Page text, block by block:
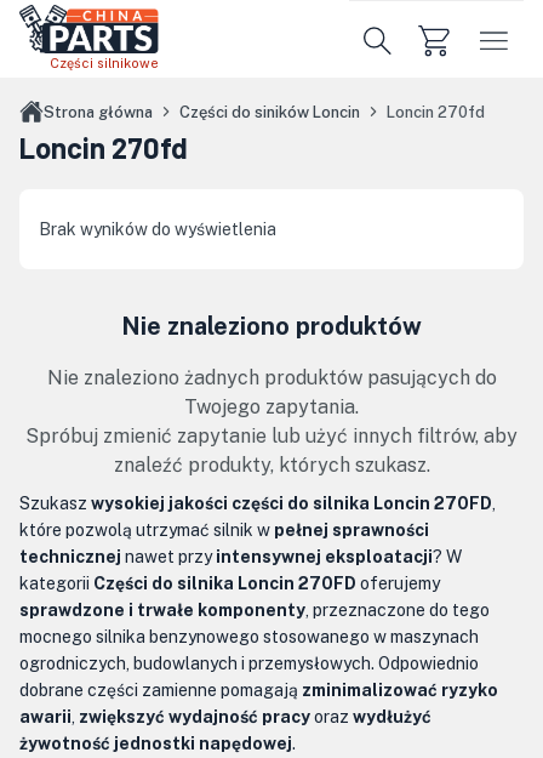
Przejdź do treści głównej
Części silnikowe
Strona główna Części do siników Loncin Loncin 270fd
Loncin 270fd
Brak wyników do wyświetlenia
Nie znaleziono produktów
Nie znaleziono żadnych produktów pasujących do
Twojego zapytania.
Spróbuj zmienić zapytanie lub użyć innych filtrów, aby
znaleźć produkty, których szukasz.
Szukasz wysokiej jakości części do silnika Loncin 270FD
które pozwolą utrzymać silnik w pełnej sprawności
technicznej nawet przyintensywnej eksploatacji? W
kategorii Części do silnika Loncin 270FD oferujemy
sprawdzone i trwałe komponenty , przeznaczone do tego
mocnego silnika benzynowego stosowanego w maszynach
ogrodniczych, budowlanych i przemysłowych. Odpowiednio
dobrane części zamienne pomagają zminimalizować ryzyko
awarii zwiększyć wydajność pracyoraz wydłużyć
żywotność jednostki napędowej.